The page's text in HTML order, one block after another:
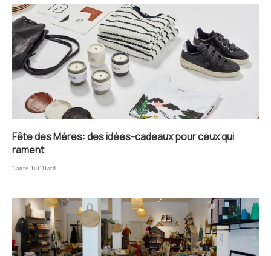
Fête des Mères: des idées-cadeaux pour ceux qui
rament
Laure Juilliard